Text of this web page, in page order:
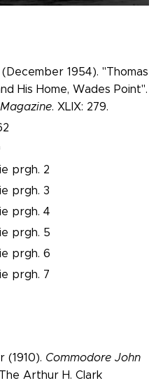
1954). "Thomas
His Home, Wades Point".
. XLIX: 279.
prgh. 2
prgh. 3
prgh. 4
prgh. 5
prgh. 6
prgh. 7
(1910). Commodore John
Arthur H. Clark